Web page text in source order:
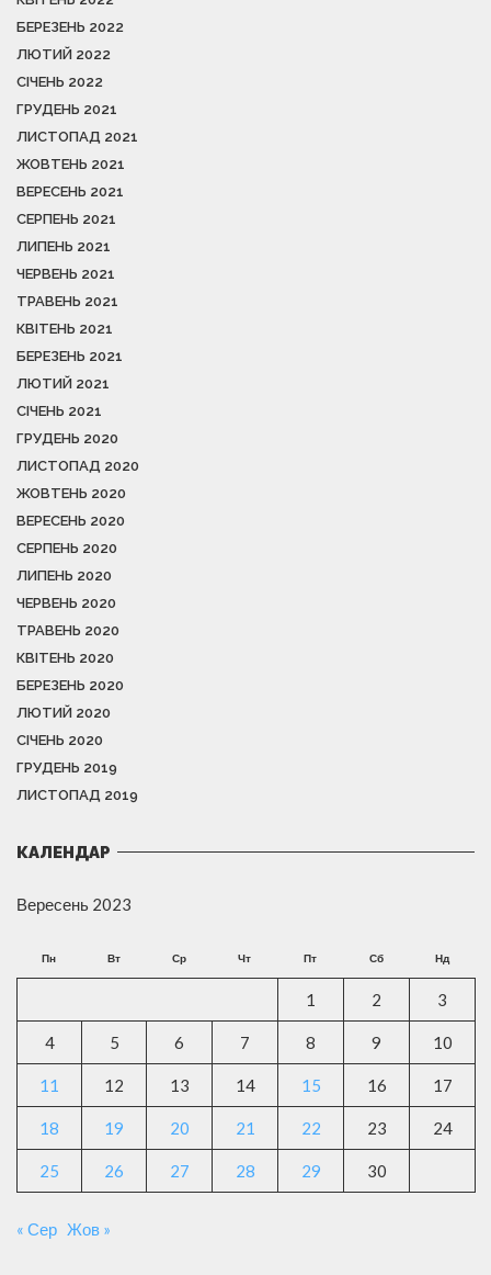
БЕРЕЗЕНЬ 2022
ЛЮТИЙ 2022
СІЧЕНЬ 2022
ГРУДЕНЬ 2021
ЛИСТОПАД 2021
ЖОВТЕНЬ 2021
ВЕРЕСЕНЬ 2021
СЕРПЕНЬ 2021
ЛИПЕНЬ 2021
ЧЕРВЕНЬ 2021
ТРАВЕНЬ 2021
КВІТЕНЬ 2021
БЕРЕЗЕНЬ 2021
ЛЮТИЙ 2021
СІЧЕНЬ 2021
ГРУДЕНЬ 2020
ЛИСТОПАД 2020
ЖОВТЕНЬ 2020
ВЕРЕСЕНЬ 2020
СЕРПЕНЬ 2020
ЛИПЕНЬ 2020
ЧЕРВЕНЬ 2020
ТРАВЕНЬ 2020
КВІТЕНЬ 2020
БЕРЕЗЕНЬ 2020
ЛЮТИЙ 2020
СІЧЕНЬ 2020
ГРУДЕНЬ 2019
ЛИСТОПАД 2019
КАЛЕНДАР
Вересень 2023
Пн Вт Ср Чт Пт Сб Нд
1 2 3
4 5 6 7 8 9 10
11 12 13 14 15 16 17
18 19 20 21 22 23 24
25 26 27 28 29 30
« Сер Жов »